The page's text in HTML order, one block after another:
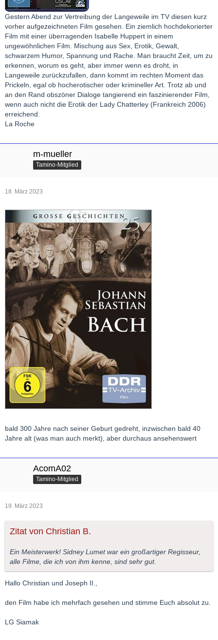
Gestern Abend zur Vertreibung der Langeweile im TV diesen kurz
vorher aufgezeichneten Film gesehen. Ein ziemlich hochdekorierter
Film mit einer überragenden Isabelle Huppert in einem
ungewöhnlichen Film. Mischung aus Sex, Erotik, Gewalt,
schwarzem Humor, Spannung und Rache. Man braucht Zeit, um zu
erkennen, worum es geht, aber immer wenn es droht, in
Langeweile zurückzufallen, dann kommt im rechten Moment das
Prickeln, egal ob hocherotischer oder krimineller Art. Trotz ab und
an den Rand obszöner Dialoge tangierend ein faszinierender Film,
wenn auch nicht die Erotik der Lady Chatterley (Frankreich 2006)
erreichend.
La Roche
m-mueller
Tamino-Mitglied
18. März 2023
bald 300 Jahre nach seiner Geburt gedreht, inzwischen bald 40
Jahre alt (was man auch merkt), aber durchaus ansehenswert
AcomA02
Tamino-Mitglied
19. März 2023
Zitat von Christian B.
Ein Meisterwerk! Sidney Lumet war ein großartiger Regisseur,
alle Filme, die ich von ihm kenne, sind sehr gut.
Hallo Christian und Joseph II.,
den Film habe ich mehrfach gesehen und stimme Euch absolut zu.
LG Siamak